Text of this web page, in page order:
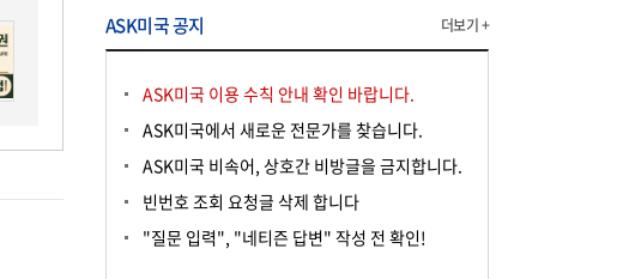
ASK미국 공지 더보기 +
ASK미국 이용 수칙 안내 확인 바랍니다.
ASK미국에서 새로운 전문가를 찾습니다.
ASK미국 비속어, 상호간 비방글을 금지합니다.
빈번호 조회 요청글 삭제 합니다
"질문 입력", "네티즌 답변" 작성 전 확인!